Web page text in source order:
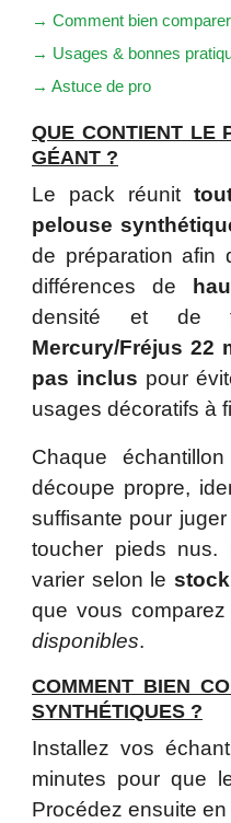
→ Comment bien
→ Usages & bonnes
→ Astuce de pro
QUE CONTIENT LE
GÉANT ?
Le pack réunit
pelouse
de préparation afin
différences de
densité et de
Mercury/Fréjus 22
pas inclus pour
usages décoratifs à
Chaque
découpe propre,
suffisante pour juger
toucher pieds nus.
varier selon le
que vous
disponibles.
COMMENT BIEN
SYNTHÉTIQUES ?
Installez vos
minutes pour que
Procédez ensuite